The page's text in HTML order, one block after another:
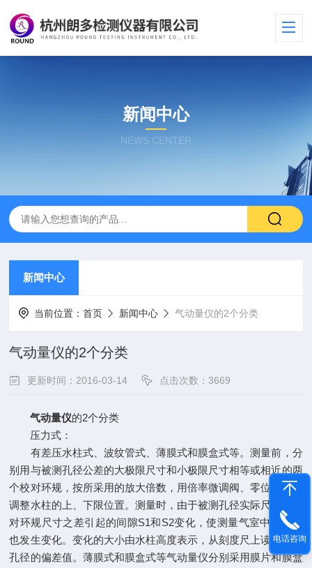
新闻中心
NEWS CENTER
新闻中心
当前位置：首页 新闻中心 气动量仪的2个分类
气动量仪的2个分类
更新时间：2016-03-14 点击次数：3669
气动量仪的2个分类
压力式：
有差压水柱式、波纹管式、薄膜式和膜盒式等。测量前，分
别用与被测孔径公差的大极限尺寸和小极限尺寸相等或相近的两
个校对环规，按所采用的放大倍数，用倍率微调阀、零位调整阀
调整水柱的上、下限位置。测量时，由于被测孔径实际尺寸与校
对环规尺寸之差引起的间隙S1和S2变化，使测量气室中的压力
也发生变化。变化的大小由水柱高度表示，从刻度尺上读出被测
孔径的偏差值。薄膜式和膜盒式等气动量仪分别采用膜片和膜盒
电话咨询